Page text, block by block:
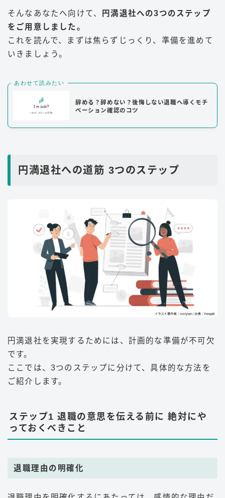
そんなあなたへ向けて、
円満退社への3つのステップ
をご用意しました。
これを読んで、まずは焦らずじっくり、準備を進めて
いきましょう。
あわせて読みたい
辞める？辞めない？後悔しない退職へ導くモチ
ベーション確認のコツ
円満退社への道筋 3つのステップ
円満退社を実現するためには、計画的な準備が不可欠
です。
ここでは、3つのステップに分けて、具体的な方法を
ご紹介します。
ステップ1 退職の意思を伝える前に 絶対にや
っておくべきこと
退職理由の明確化